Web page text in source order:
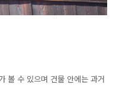
볼 수 있으며 건물 안에는 과거